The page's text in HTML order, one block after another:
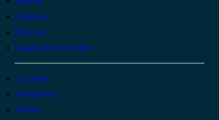
Programas
Proyectos
Capacitaciones y eventos
La Cámara
Transparencia
Noticias